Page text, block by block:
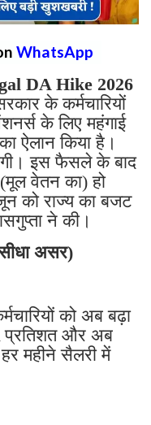
WhatsApp
DA Hike 2026
के कर्मचारियों
के लिए महंगाई
ऐलान किया है।
इस फैसले के बाद
वेतन का) हो
को राज्य का बजट
ने की।
असर)
को अब बढ़ा
और अब
महीने सैलरी में